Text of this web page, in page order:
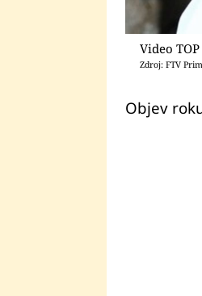
Video
Zdroj: FTV
Objev